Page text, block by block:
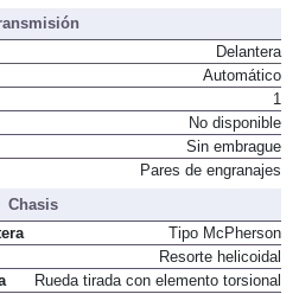
Delantera
Automático
1
No disponible
Sin embrague
Pares de engranajes
Chasis
Tipo McPherson
Resorte helicoidal
Rueda tirada con elemento torsional